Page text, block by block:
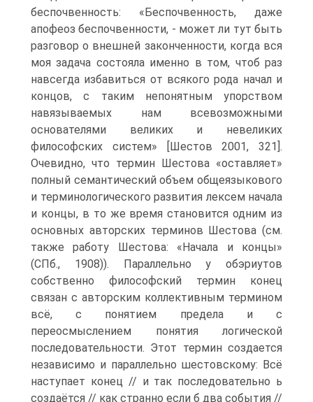
беспочвенность: «Беспочвенность, даже
апофеоз беспочвенности, - может ли тут быть
разговор о внешней законченности, когда вся
моя задача состояла именно в том, чтоб раз
навсегда избавиться от всякого рода начал и
концов, с таким непонятным упорством
навязываемых нам всевозможными
основателями великих и невеликих
философских систем» [Шестов 2001, 321].
Очевидно, что термин Шестова «оставляет»
полный семантический объем общеязыкового
и терминологического развития лексем начала
и концы, в то же время становится одним из
основных авторских терминов Шестова (см.
также работу Шестова: «Начала и концы»
(СПб., 1908)). Параллельно у обэриутов
собственно философский термин конец
связан с авторским коллективным термином
всё, с понятием предела и с
переосмыслением понятия логической
последовательности. Этот термин создается
независимо и параллельно шестовскому: Всё
наступает конец // и так последовательно ь
создаётся // как странно если б два события //